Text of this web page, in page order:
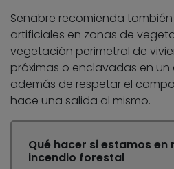
Senabre recomienda
artificiales en zonas de
vegetación perimetral de
próximas o enclavadas en
además de respetar el
hace una salida al mismo.
Qué hacer si estamos en
incendio forestal